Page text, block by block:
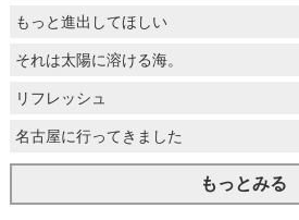
もっと進出してほしい
それは太陽に溶ける海。
リフレッシュ
名古屋に行ってきました
もっとみる